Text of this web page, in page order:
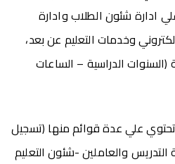
ادارة شئون الطلاب وادارة
وخدمات التعليم عن بعد،
(السنوات الدراسية – الساعات
علي عدة قوائم منها (تسجيل
والعاملين -شئون التعليم